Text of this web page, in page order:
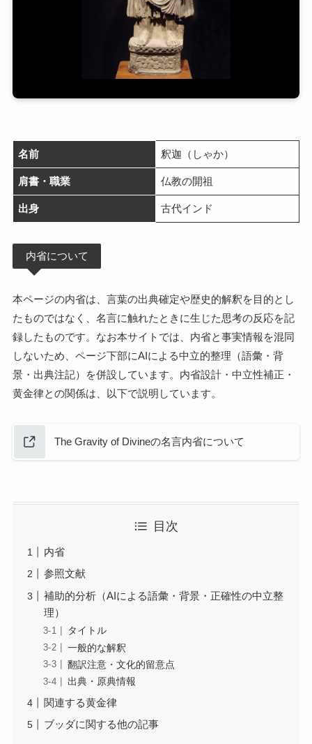
名前 釈迦（しゃか）
肩書・職業 仏教の開祖
出身 古代インド
内省について
本ページの内省は、言葉の出典確定や歴史的解釈を目的とし
たものではなく、名言に触れたときに生じた思考の反応を記
録したものです。なお本サイトでは、内省と事実情報を混同
しないため、ページ下部にAIによる中立的整理（語彙・背
景・出典注記）を併設しています。内省設計・中立性補正・
黄金律との関係は、以下で説明しています。
The Gravity of Divineの名言内省について
目次
内省
参照文献
補助的分析（AIによる語彙・背景・正確性の中立整
理）
タイトル
一般的な解釈
翻訳注意・文化的留意点
出典・原典情報
関連する黄金律
ブッダに関する他の記事